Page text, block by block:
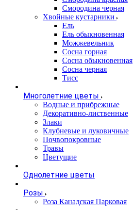
Смородина черная
Хвойные кустарники
Ель
Ель обыкновенная
Можжевельник
Сосна горная
Сосна обыкновенная
Сосна черная
Тисс
Многолетние цветы
Водные и прибрежные
Декоративно-лиственные
Злаки
Клубневые и луковичные
Почвопокровные
Травы
Цветущие
Однолетние цветы
Розы
Роза Канадская Парковая